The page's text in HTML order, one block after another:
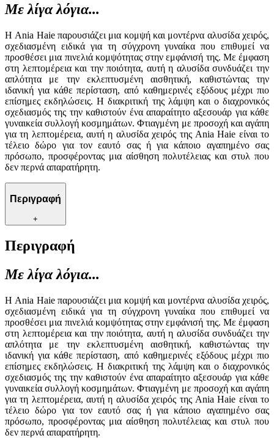
Με λίγα λόγια...
Η Ania Haie παρουσιάζει μια κομψή και μοντέρνα αλυσίδα χειρός,
σχεδιασμένη ειδικά για τη σύγχρονη γυναίκα που επιθυμεί να
προσθέσει μια πινελιά κομψότητας στην εμφάνισή της. Με έμφαση
στη λεπτομέρεια και την ποιότητα, αυτή η αλυσίδα συνδυάζει την
απλότητα με την εκλεπτυσμένη αισθητική, καθιστώντας την
ιδανική για κάθε περίσταση, από καθημερινές εξόδους μέχρι πιο
επίσημες εκδηλώσεις. Η διακριτική της λάμψη και ο διαχρονικός
σχεδιασμός της την καθιστούν ένα απαραίτητο αξεσουάρ για κάθε
γυναικεία συλλογή κοσμημάτων. Φτιαγμένη με προσοχή και αγάπη
για τη λεπτομέρεια, αυτή η αλυσίδα χειρός της Ania Haie είναι το
τέλειο δώρο για τον εαυτό σας ή για κάποιο αγαπημένο σας
πρόσωπο, προσφέροντας μια αίσθηση πολυτέλειας και στυλ που
δεν περνά απαρατήρητη.
Περιγραφή
+
Περιγραφή
Με λίγα λόγια...
Η Ania Haie παρουσιάζει μια κομψή και μοντέρνα αλυσίδα χειρός,
σχεδιασμένη ειδικά για τη σύγχρονη γυναίκα που επιθυμεί να
προσθέσει μια πινελιά κομψότητας στην εμφάνισή της. Με έμφαση
στη λεπτομέρεια και την ποιότητα, αυτή η αλυσίδα συνδυάζει την
απλότητα με την εκλεπτυσμένη αισθητική, καθιστώντας την
ιδανική για κάθε περίσταση, από καθημερινές εξόδους μέχρι πιο
επίσημες εκδηλώσεις. Η διακριτική της λάμψη και ο διαχρονικός
σχεδιασμός της την καθιστούν ένα απαραίτητο αξεσουάρ για κάθε
γυναικεία συλλογή κοσμημάτων. Φτιαγμένη με προσοχή και αγάπη
για τη λεπτομέρεια, αυτή η αλυσίδα χειρός της Ania Haie είναι το
τέλειο δώρο για τον εαυτό σας ή για κάποιο αγαπημένο σας
πρόσωπο, προσφέροντας μια αίσθηση πολυτέλειας και στυλ που
δεν περνά απαρατήρητη.